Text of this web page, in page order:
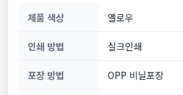
제품 색상 옐로우
인쇄 방법 실크인쇄
포장 방법 OPP 비닐포장